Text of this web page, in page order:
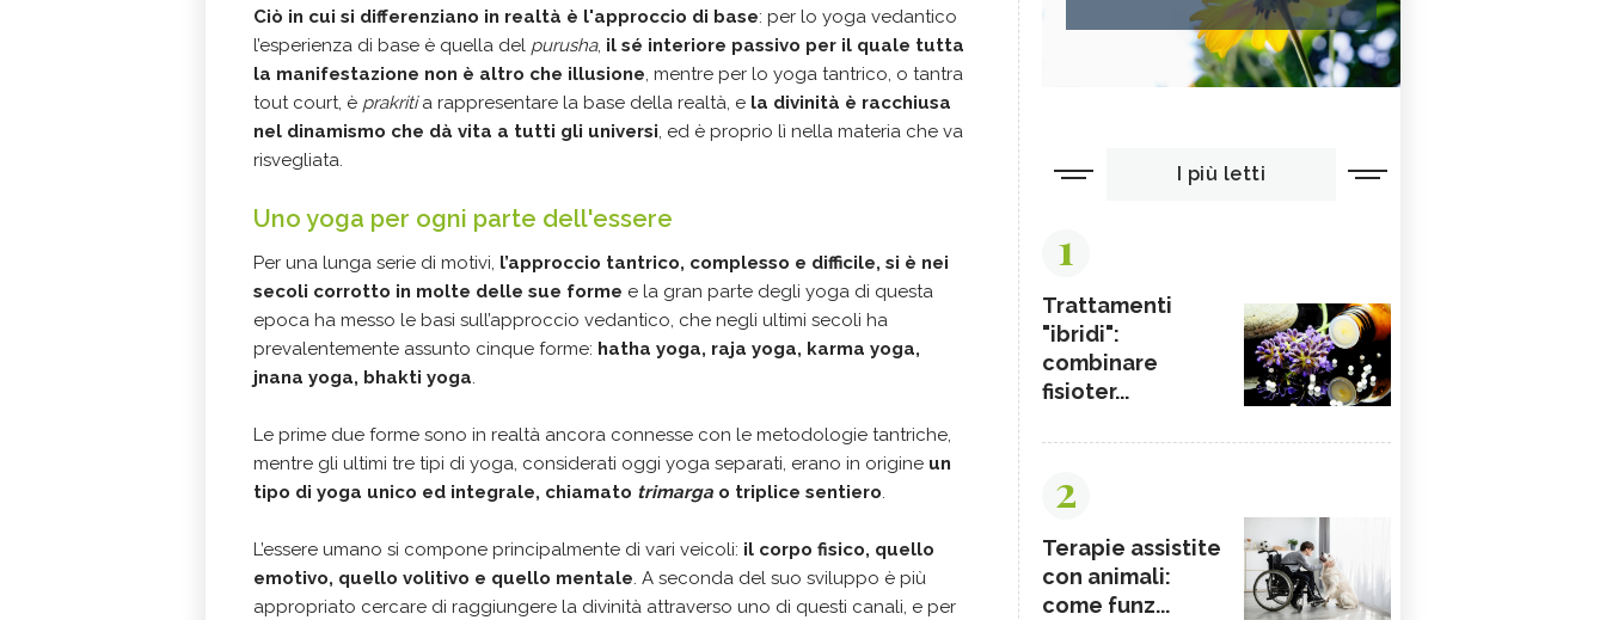
Ciò in cui si differenziano in realtà è l'approccio di base: per lo yoga vedantico
l’esperienza di base è quella del purusha, il sé interiore passivo per il quale tutta
la manifestazione non è altro che illusione, mentre per lo yoga tantrico, o tantra
tout court, è prakritia rappresentare la base della realtà, e la divinità è racchiusa
nel dinamismo che dà vita a tutti gli universi, ed è proprio lì nella materia che va
risvegliata.
Uno yoga per ogni parte dell'essere
Per una lunga serie di motivi, l’approccio tantrico, complesso e difficile, si è nei
secoli corrotto in molte delle sue forme e la gran parte degli yoga di questa
epoca ha messo le basi sull’approccio vedantico, che negli ultimi secoli ha
prevalentemente assunto cinque forme: hatha yoga, raja yoga, karma yoga,
jnana yoga, bhakti yoga.
Le prime due forme sono in realtà ancora connesse con le metodologie tantriche,
mentre gli ultimi tre tipi di yoga, considerati oggi yoga separati, erano in origine un
tipo di yoga unico ed integrale, chiamato trimarga o triplice sentiero.
L’essere umano si compone principalmente di vari veicoli: il corpo fisico, quello
emotivo, quello volitivo e quello mentale. A seconda del suo sviluppo è più
appropriato cercare di raggiungere la divinità attraverso uno di questi canali, e per
I più letti
1
Trattamenti
"ibridi":
combinare
fisioter...
2
Terapie assistite
con animali:
come funz...